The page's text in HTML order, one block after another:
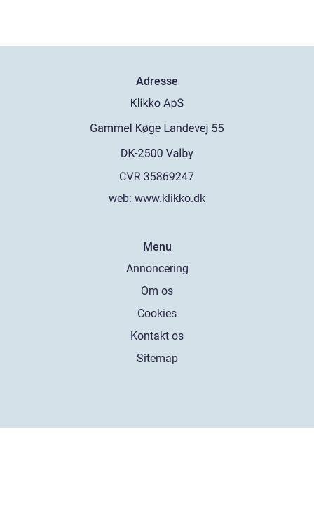
Adresse
web: www.klikko.dk
Menu
Annoncering
Om os
Cookies
Kontakt os
Sitemap